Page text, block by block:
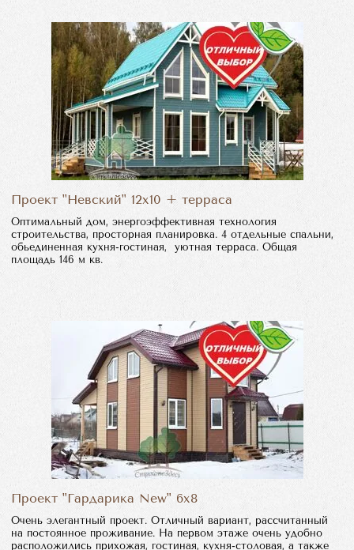
Проект "Невский" 12х10 + терраса
Оптимальный дом, энергоэффективная технология
строительства, просторная планировка. 4 отдельные спальни,
обьединенная кухня-гостиная, уютная терраса. Общая
площадь 146 м кв.
Проект "Гардарика New" 6х8
Очень элегантный проект. Отличный вариант, рассчитанный
на постоянное проживание. На первом этаже очень удобно
расположились прихожая, гостиная, кухня-столовая, а также